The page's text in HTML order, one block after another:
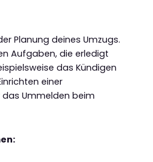
Planung deines Umzugs.
Aufgaben, die erledigt
das Kündigen
einer
Ummelden beim